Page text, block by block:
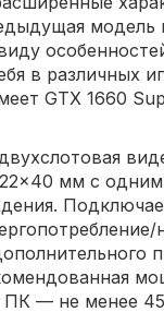
в различных
GTX 1660
мм с
ПК — не менее